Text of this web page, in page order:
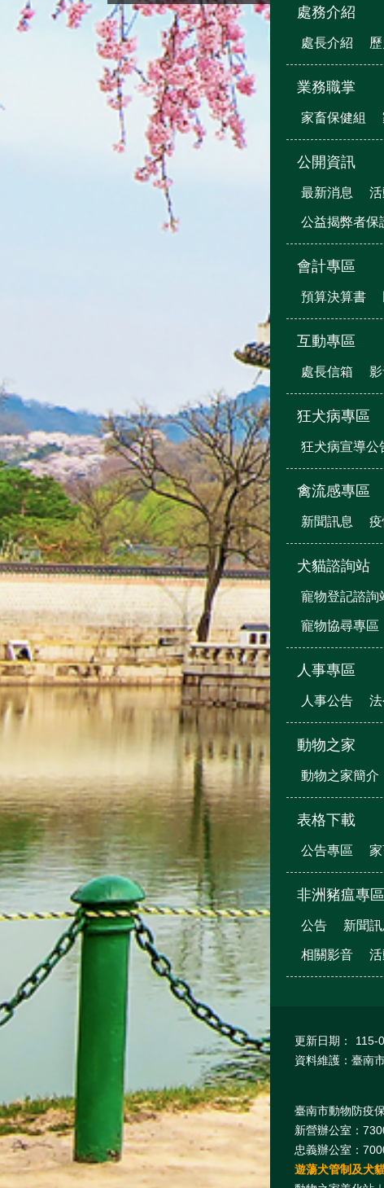
處務介紹
處長介紹
業務職掌
家畜保健組
公開資訊
最新消息
公益揭弊者保
會計專區
預算決算書
互動專區
處長信箱
狂犬病專區
狂犬病宣導公
禽流感專區
新聞訊息
犬貓諮詢站
寵物登記諮詢
寵物協尋專區
人事專區
人事公告
動物之家
動物之家簡介
表格下載
公告專區
非洲豬瘟專區
公告 新聞訊
相關影音
更新日期：
115-
資料維護：臺南
臺南市動物防疫
新營辦公室：
忠義辦公室：
遊蕩犬管制及犬